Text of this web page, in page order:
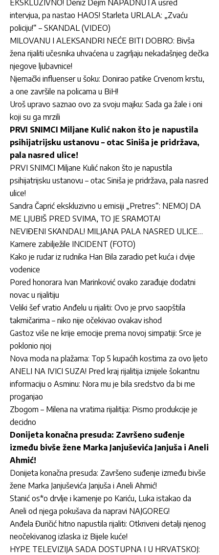
EKSKLUZIVNO! Deniz Dejm NAPADNUTA usred
intervjua, pa nastao HAOS! Starleta URLALA: „Zvaću
policiju!“ – SKANDAL (VIDEO)
MILOVANU I ALEKSANDRI NEĆE BITI DOBRO: Bivša
žena rijaliti učesnika uhvaćena u zagrljaju nekadašnjeg dečka
njegove ljubavnice!
Njemački influenser u šoku: Donirao patike Crvenom krstu,
a one završile na policama u BiH!
Uroš upravo saznao ovo za svoju majku: Sada ga žale i oni
koji su ga mrzili
PRVI SNIMCI Miljane Kulić nakon što je napustila
psihijatrijsku ustanovu – otac Siniša je pridržava,
pala nasred ulice!
PRVI SNIMCI Miljane Kulić nakon što je napustila
psihijatrijsku ustanovu – otac Siniša je pridržava, pala nasred
ulice!
Sandra Čaprić ekskluzivno u emisiji „Pretres“: NEMOJ DA
ME LJUBIŠ PRED SVIMA, TO JE SRAMOTA!
NEVIĐENI SKANDAL! MILJANA PALA NASRED ULICE…
Kamere zabilježile INCIDENT (FOTO)
Kako je rudar iz rudnika Han Bila zaradio pet kuća i dvije
vodenice
Pored honorara Ivan Marinković ovako zarađuje dodatni
novac u rijalitiju
Veliki šef vratio Anđelu u rijaliti: Ovo je prvo saopštila
takmičarima – niko nije očekivao ovakav ishod
Gastoz više ne krije emocije prema novoj simpatiji: Srce je
poklonio njoj
Nova moda na plažama: Top 5 kupaćih kostima za ovo ljeto
ANELI NA IVICI SUZA! Pred kraj rijalitija iznijele šokantnu
informaciju o Asminu: Nora mu je bila sredstvo da bi me
proganjao
Zbogom – Milena na vratima rijalitija: Pismo produkcije je
decidno
Donijeta konačna presuda: Završeno suđenje
između bivše žene Marka Janjuševića Janjuša i Aneli
Ahmić!
Donijeta konačna presuda: Završeno suđenje između bivše
žene Marka Janjuševića Janjuša i Aneli Ahmić!
Stanić os*o drvlje i kamenje po Kariću, Luka istakao da
Aneli od njega pokušava da napravi NAJGOREG!
Anđela Đuričić hitno napustila rijaliti: Otkriveni detalji njenog
neočekivanog izlaska iz Bijele kuće!
HYPE TELEVIZIJA SADA DOSTUPNA I U HRVATSKOJ: